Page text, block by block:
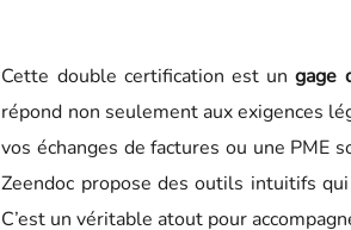
Cette double certification est ungage
répond non seulement aux exigences
vos échanges de factures ou une PME
Zeendoc propose des outils intuitifs
C’est un véritable atout pour